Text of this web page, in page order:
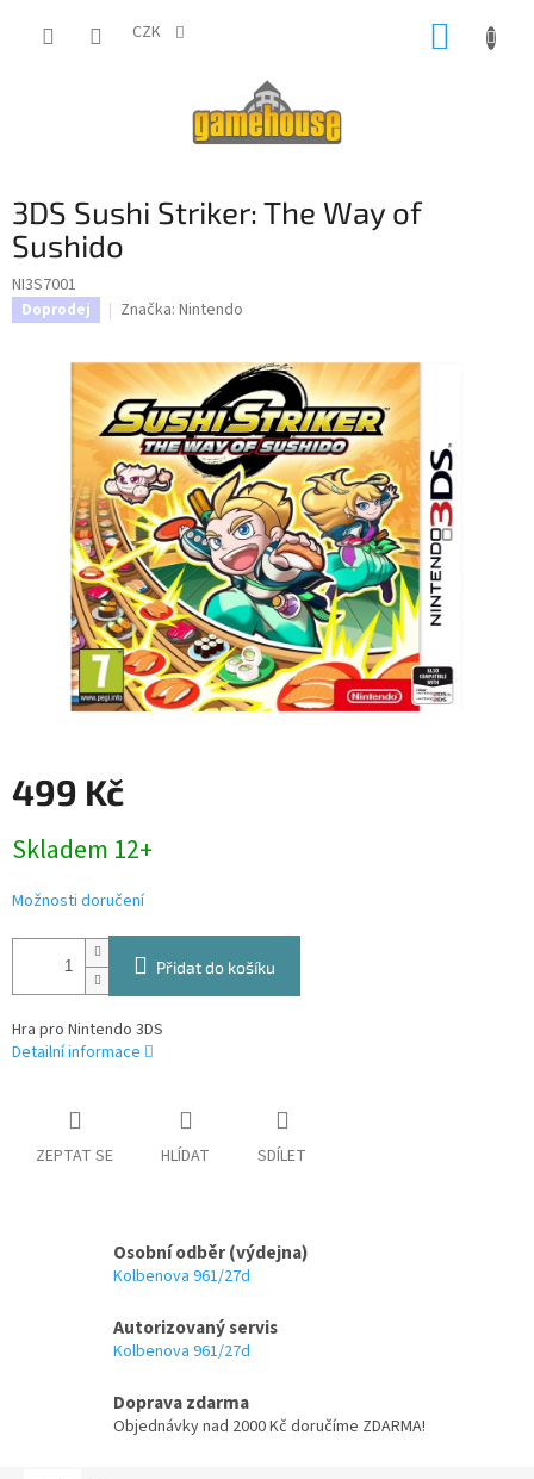
CZK
3DS Sushi Striker: The Way of
Sushido
NI3S7001
Doprodej Značka: Nintendo
499 Kč
cena:
Skladem 12+
Možnosti doručení
Přidat do košíku
Hra pro Nintendo 3DS
Detailní informace
ZEPTAT SE HLÍDAT SDÍLET
Osobní odběr (výdejna)
Kolbenova 961/27d
Autorizovaný servis
Kolbenova 961/27d
Doprava zdarma
Objednávky nad 2000 Kč doručíme ZDARMA!